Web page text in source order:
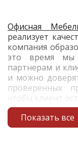
Офисная
реализует
компания
это время мы
партнерам и
и можно
проверенных
чтобы клиент
Показать все